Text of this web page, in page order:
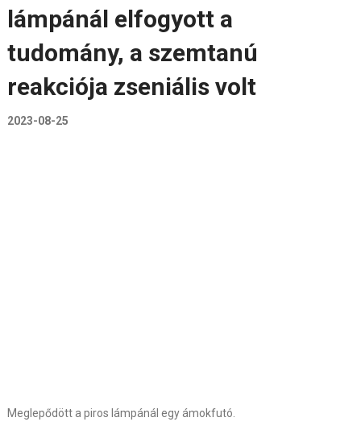
lámpánál elfogyott a
tudomány, a szemtanú
reakciója zseniális volt
2023-08-25
Meglepődött a piros lámpánál egy ámokfutó.